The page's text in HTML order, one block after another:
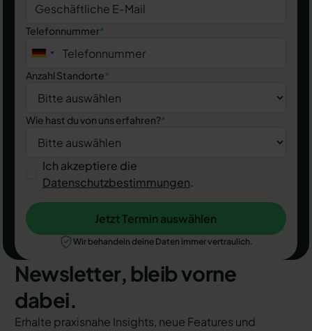
Telefonnummer*
Anzahl Standorte*
Wie hast du von uns erfahren?*
Ich akzeptiere die
Datenschutzbestimmungen.
Jetzt Termin auswählen
Jetzt Termin auswählen
Wir behandeln deine Daten immer vertraulich.
Newsletter, bleib vorne
dabei.
Erhalte praxisnahe Insights, neue Features und